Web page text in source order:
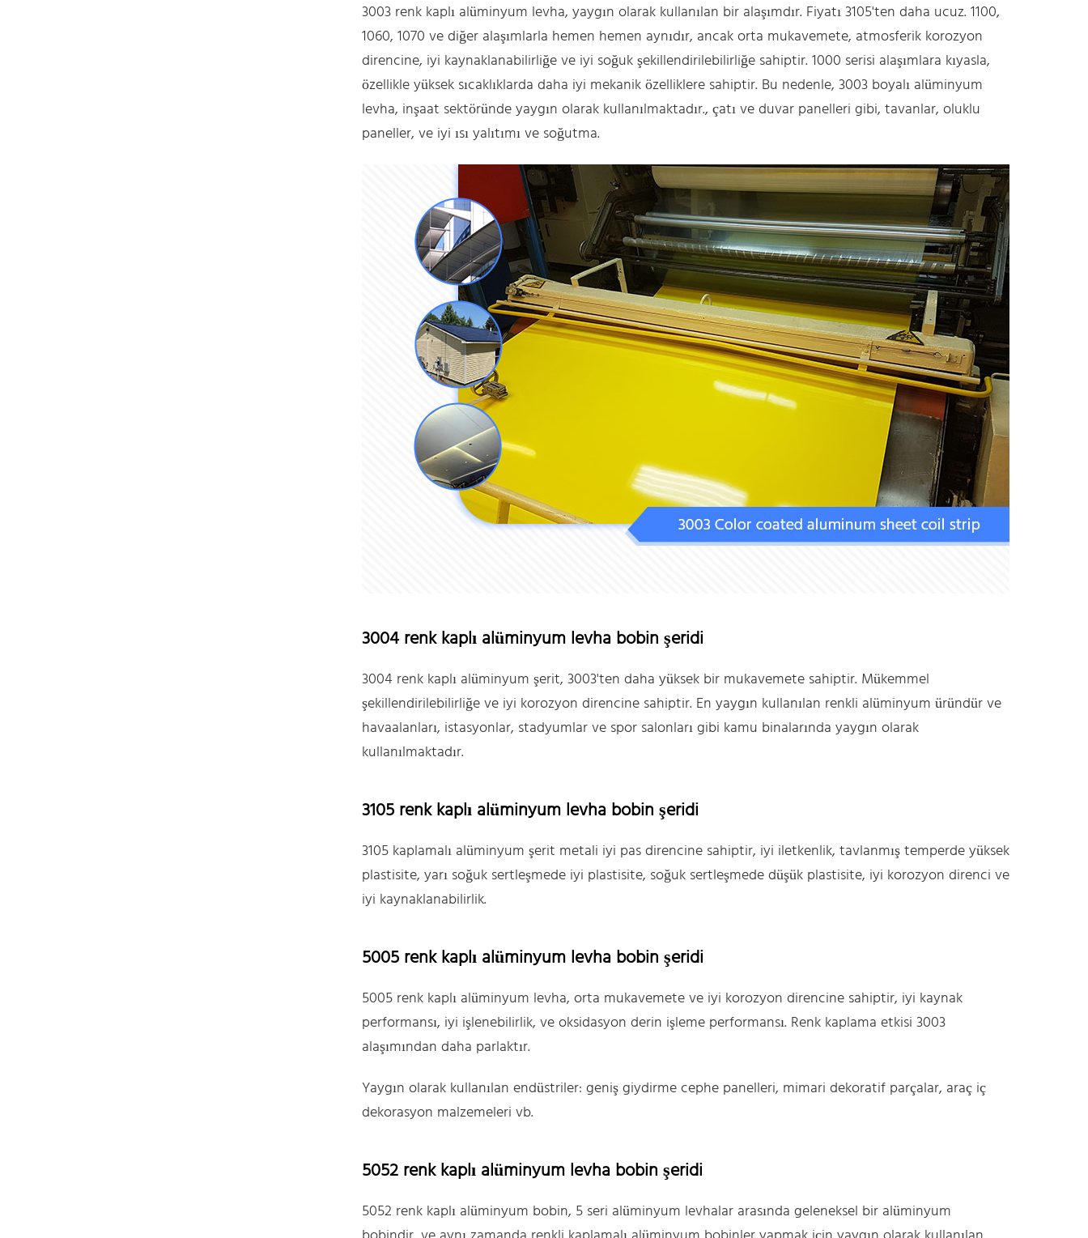
3003 renk kaplı alüminyum levha, yaygın olarak kullanılan bir alaşımdır. Fiyatı 3105'ten daha ucuz. 1100,
1060, 1070 ve diğer alaşımlarla hemen hemen aynıdır, ancak orta mukavemete, atmosferik korozyon
direncine, iyi kaynaklanabilirliğe ve iyi soğuk şekillendirilebilirliğe sahiptir. 1000 serisi alaşımlara kıyasla,
özellikle yüksek sıcaklıklarda daha iyi mekanik özelliklere sahiptir. Bu nedenle, 3003 boyalı alüminyum
levha, inşaat sektöründe yaygın olarak kullanılmaktadır., çatı ve duvar panelleri gibi, tavanlar, oluklu
paneller, ve iyi ısı yalıtımı ve soğutma.
3004 renk kaplı alüminyum levha bobin şeridi
3004 renk kaplı alüminyum şerit, 3003'ten daha yüksek bir mukavemete sahiptir. Mükemmel
şekillendirilebilirliğe ve iyi korozyon direncine sahiptir. En yaygın kullanılan renkli alüminyum üründür ve
havaalanları, istasyonlar, stadyumlar ve spor salonları gibi kamu binalarında yaygın olarak
kullanılmaktadır.
3105 renk kaplı alüminyum levha bobin şeridi
3105 kaplamalı alüminyum şerit metali iyi pas direncine sahiptir, iyi iletkenlik, tavlanmış temperde yüksek
plastisite, yarı soğuk sertleşmede iyi plastisite, soğuk sertleşmede düşük plastisite, iyi korozyon direnci ve
iyi kaynaklanabilirlik.
5005 renk kaplı alüminyum levha bobin şeridi
5005 renk kaplı alüminyum levha, orta mukavemete ve iyi korozyon direncine sahiptir, iyi kaynak
performansı, iyi işlenebilirlik, ve oksidasyon derin işleme performansı. Renk kaplama etkisi 3003
alaşımından daha parlaktır.
Yaygın olarak kullanılan endüstriler: geniş giydirme cephe panelleri, mimari dekoratif parçalar, araç iç
dekorasyon malzemeleri vb.
5052 renk kaplı alüminyum levha bobin şeridi
5052 renk kaplı alüminyum bobin, 5 seri alüminyum levhalar arasında geleneksel bir alüminyum